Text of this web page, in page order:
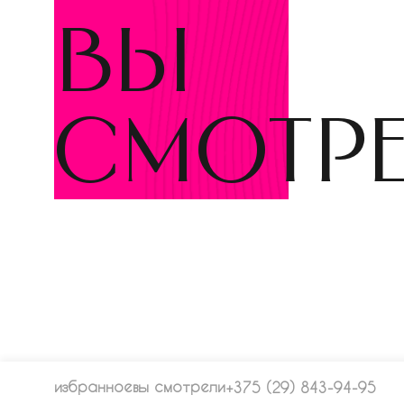
вы
избранноевы смотрели+375 (29) 843-94-95